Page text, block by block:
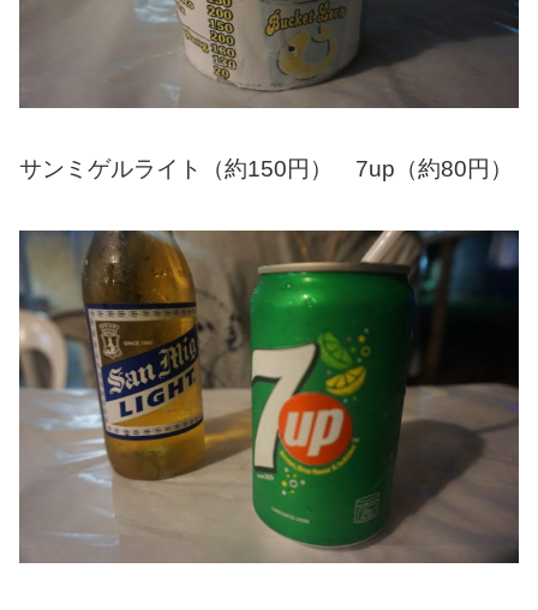
サンミゲルライト（約150円） 7up（約80円）